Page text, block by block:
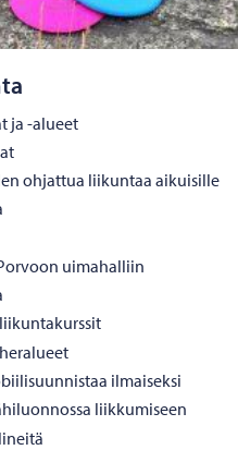
ja -alueet
ohjattua liikuntaa aikuisille
uimahalliin
ilmaiseksi
liikkumiseen